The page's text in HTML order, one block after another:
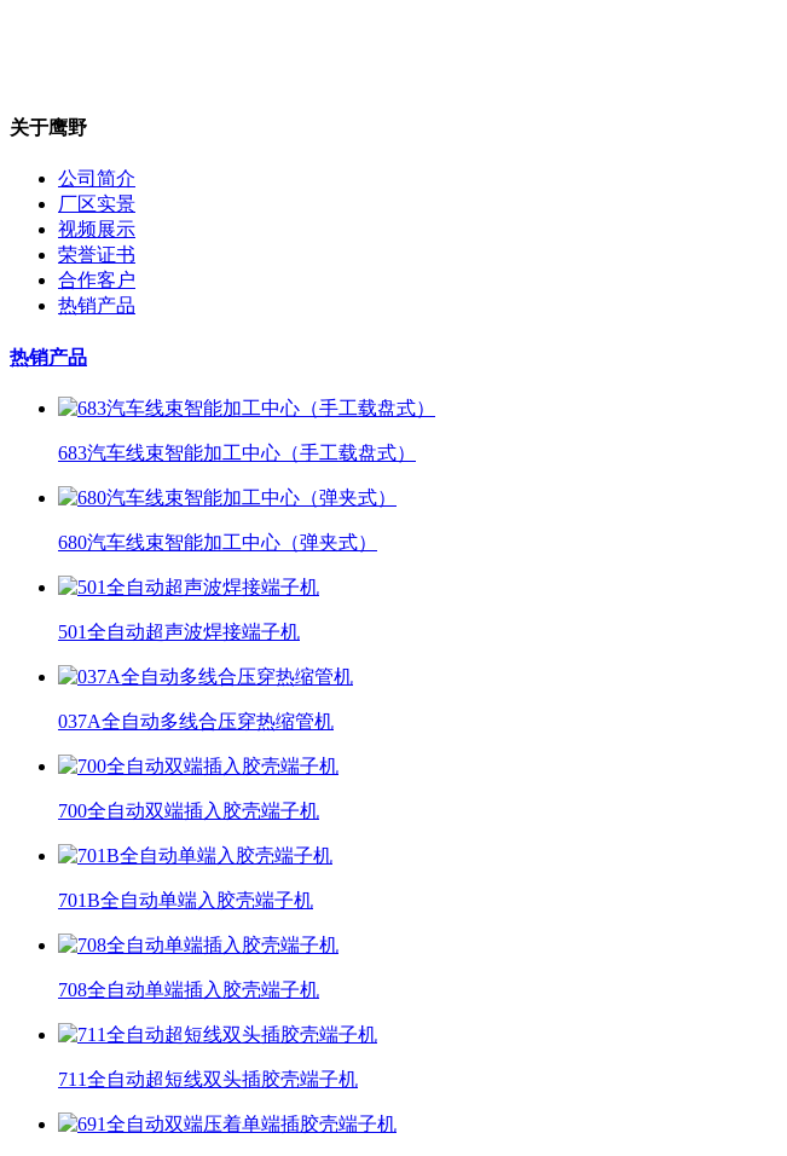
关于鹰野
公司简介
厂区实景
视频展示
荣誉证书
合作客户
热销产品
热销产品
683汽车线束智能加工中心（手工载盘式）
680汽车线束智能加工中心（弹夹式）
501全自动超声波焊接端子机
037A全自动多线合压穿热缩管机
700全自动双端插入胶壳端子机
701B全自动单端入胶壳端子机
708全自动单端插入胶壳端子机
711全自动超短线双头插胶壳端子机